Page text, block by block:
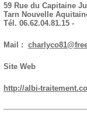
59 Rue du Capitaine
Tarn Nouvelle
Tél. 06.62.04.81.15 -
Mail :
Site Web
http://albi-